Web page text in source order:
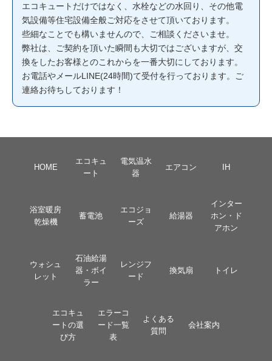
エコキュートだけではなく、水栓などの水回り、その他電
気設備等住宅設備全般ご対応をさせて頂いております。
些細なことでも構いませんので、ご相談くださいませ。
弊社は、ご契約を頂いた瞬間も大切ではございますが、交
換をしたお客様とのこれからを一番大切にしております。
お電話やメールLINE(24時間)て受付を行っております。ご
連絡お待ちしております！
HOME
エコキュ
ート
電気温水
器
エアコン IH
浴室暖房
乾燥機
蓄電池
エコジョ
ーズ
給湯器
インター
ホン・ド
アホン
ウォシュ
レット
石油給湯
器・ボイ
ラー
レンジフ
ード
換気扇 トイレ
エコキュ
ートの選
び方
エラーコ
ード一覧
表
よくある
質問
会社案内